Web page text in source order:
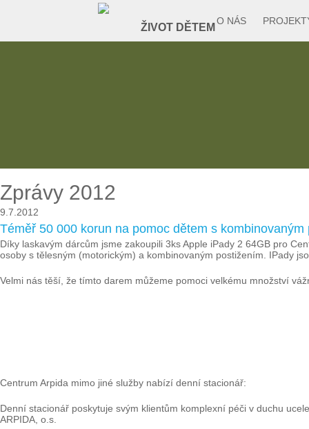
O NÁS
Zprávy 2012
9.7.2012
Téměř 50 000 korun na pomoc dětem s kombinovaným
Díky laskavým dárcům jsme zakoupili 3ks Apple iPady 2 64GB pro
osoby s tělesným (motorickým) a kombinovaným postižením. IPady
Velmi nás těší, že tímto darem můžeme pomoci velkému množství
Centrum Arpida mimo jiné služby nabízí denní stacionář:
Denní stacionář poskytuje svým klientům komplexní péči v duchu
ARPIDA, o.s.